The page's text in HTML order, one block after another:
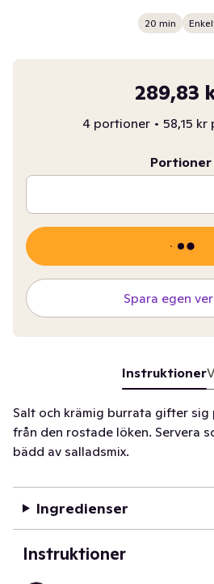
20 min
289,83
4 portioner • 58,15
Portioner
Spara egen
Instruktioner
Salt och krämig burrata gifter
från den rostade löken. Servera
bädd av salladsmix.
Ingredienser
Instruktioner